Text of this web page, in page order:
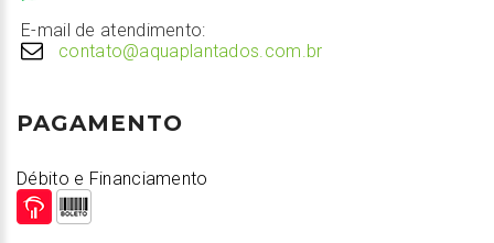
E-mail de atendimento:
contato@aquaplantados.com.br
PAGAMENTO
Débito e Financiamento